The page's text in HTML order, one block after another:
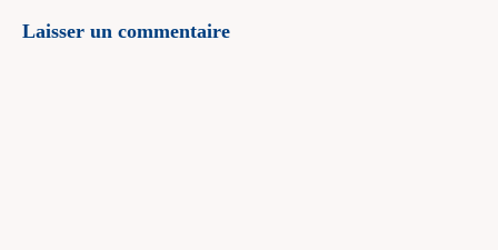
Laisser un commentaire